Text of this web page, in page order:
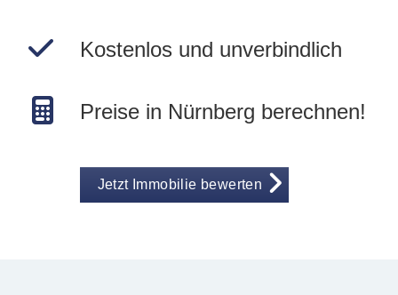
Kostenlos und unverbindlich
Preise in Nürnberg berechnen!
Jetzt Immobilie bewerten